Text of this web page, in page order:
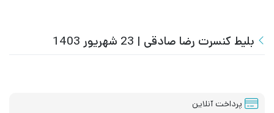
بلیط کنسرت رضا صادقی | 23 شهریور 1403
پرداخت آنلاین